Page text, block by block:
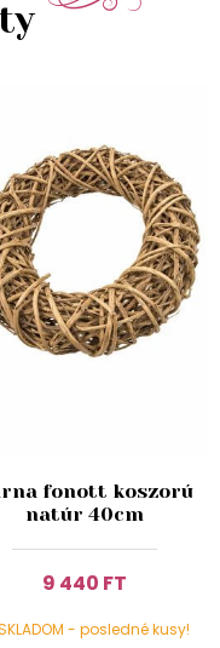
fonott koszorú
natúr 40cm
9 440 FT
- posledné kusy!